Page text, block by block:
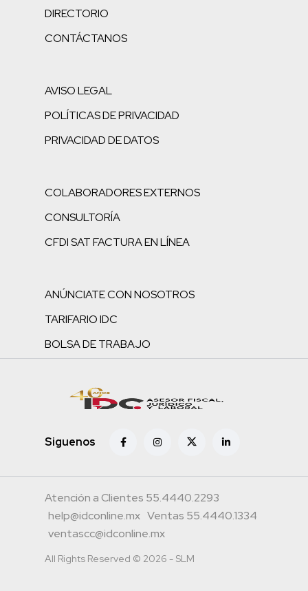
DIRECTORIO
CONTÁCTANOS
AVISO LEGAL
POLÍTICAS DE PRIVACIDAD
PRIVACIDAD DE DATOS
COLABORADORES EXTERNOS
CONSULTORÍA
CFDI SAT FACTURA EN LÍNEA
ANÚNCIATE CON NOSOTROS
TARIFARIO IDC
BOLSA DE TRABAJO
Siguenos
Atención a Clientes 55.4440.2293
help@idconline.mx Ventas 55.4440.1334
ventascc@idconline.mx
All Rights Reserved © 2026 - SLM